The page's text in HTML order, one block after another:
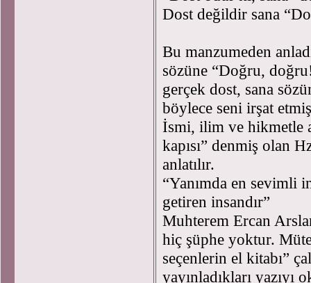
Dost değildir sana
Bu manzumeden
sözüne “Doğru,
gerçek dost, sana
böylece seni irşat
İsmi, ilim ve hikmetle
kapısı” denmiş olan
anlatılır.
“Yanımda en sevimli
getiren insandır”
Muhterem Ercan
hiç şüphe yoktur.
seçenlerin el kitabı”
yayınladıkları yazıyı